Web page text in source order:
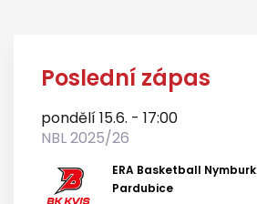
Poslední zápas
pondělí 15.6. - 17:00
NBL 2025/26
ERA Basketball Nymburk
Pardubice